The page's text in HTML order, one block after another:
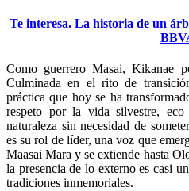
Te interesa. La historia de un
Como guerrero Masai, Kikanae
Culminada en el rito de
práctica que hoy se ha
respeto por la vida silvestre,
naturaleza sin necesidad de
es su rol de líder, una voz que
Maasai Mara y se extiende hasta
la presencia de lo externo es casi
tradiciones inmemoriales.